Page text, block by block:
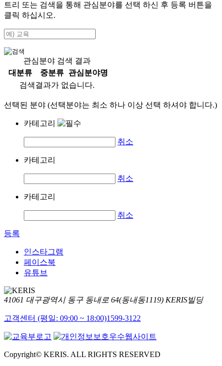
트리 또는 검색을 통해 관심분야를 선택 하신 후 등록 버튼을
클릭 하십시오.
관심분야 검색 결과
대분류
중분류
관심분야명
검색결과가 없습니다.
선택된 분야 (선택분야는 최소 하나 이상 선택 하셔야 합니다.)
카테고리
취소
카테고리
취소
카테고리
취소
등록
인스타그램
페이스북
유튜브
41061 대구광역시 동구 동내로 64(동내동1119) KERIS빌딩
고객센터 (평일: 09:00 ~ 18:00)1599-3122
Copyright© KERIS. ALL RIGHTS RESERVED